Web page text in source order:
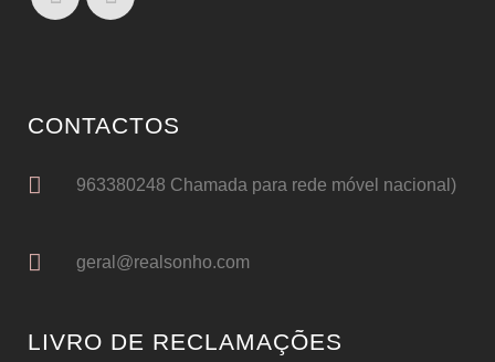
CONTACTOS
963380248 Chamada para rede móvel nacional)
geral@realsonho.com
LIVRO DE RECLAMAÇÕES